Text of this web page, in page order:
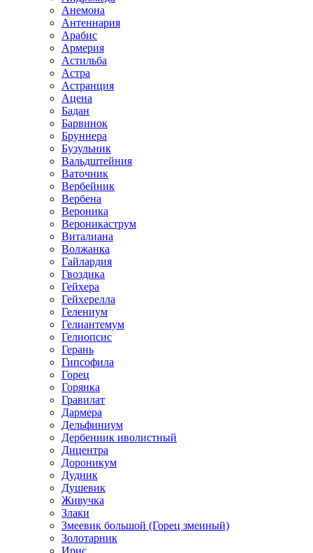
Анемона
Антеннария
Арабис
Армерия
Астильба
Астра
Астранция
Ацена
Бадан
Барвинок
Бруннера
Бузульник
Вальдштейния
Ваточник
Вербейник
Вербена
Вероника
Вероникаструм
Виталиана
Волжанка
Гайлардия
Гвоздика
Гейхера
Гейхерелла
Гелениум
Гелиантемум
Гелиопсис
Герань
Гипсофила
Горец
Горянка
Гравилат
Дармера
Дельфиниум
Дербенник иволистный
Дицентра
Дороникум
Дудник
Душевик
Живучка
Злаки
Змеевик большой (Горец змеиный)
Золотарник
Ирис